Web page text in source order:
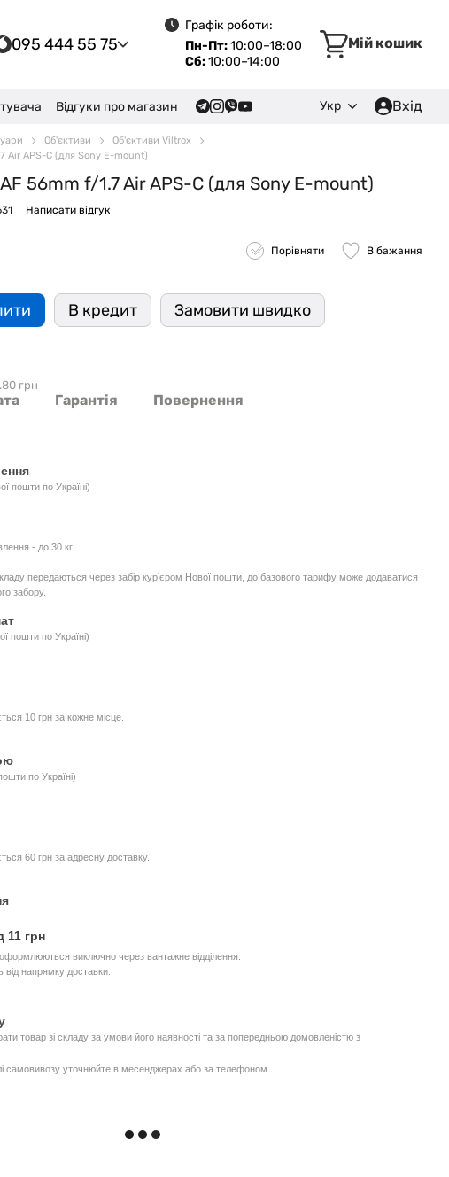
095 444 55 75
Графік роботи:
Пн-Пт:10:00–18:00
Сб:10:00–14:00
Мій кошик
Відгуки про магазин Укр Вхід
Об'єктиви
Об'єктиви Viltrox
Air APS-C (для Sony E-mount)
56mm f/1.7 Air APS-C (для Sony E-mount)
Написати відгук
Порівняти В бажання
В кредит Замовити швидко
грн
Гарантія Повернення
пошти по Україні)
- до 30 кг.
передаються через забір курʼєром Нової пошти, до базового тарифу може додаватися
забору.
пошти по Україні)
10 грн за кожне місце.
по Україні)
60 грн за адресну доставку.
11 грн
виключно через вантажне відділення.
від напрямку доставки.
товар зі складу за умови його наявності та за попередньою домовленістю з
самовивозу уточнюйте в месенджерах або за телефоном.